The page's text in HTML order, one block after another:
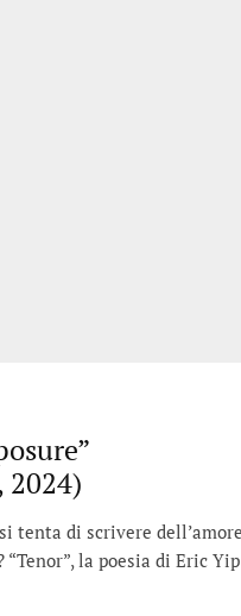
tenta di scrivere dell’amore
la poesia di Eric Yip